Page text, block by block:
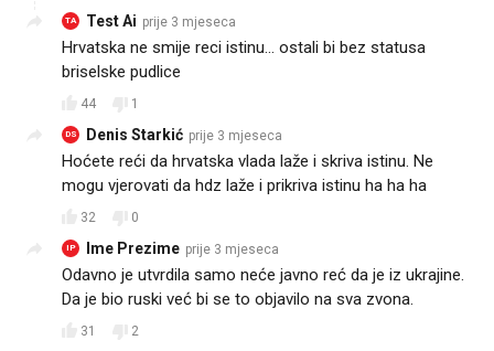
TA Test Ai prije 3 mjeseca
Hrvatska ne smije reci istinu... ostali bi bez statusa
briselske pudlice
44 1
DS Denis Starkić prije 3 mjeseca
Hoćete reći da hrvatska vlada laže i skriva istinu. Ne
mogu vjerovati da hdz laže i prikriva istinu ha ha ha
32 0
IP Ime Prezime prije 3 mjeseca
Odavno je utvrdila samo neće javno reć da je iz ukrajine.
Da je bio ruski već bi se to objavilo na sva zvona.
31 2